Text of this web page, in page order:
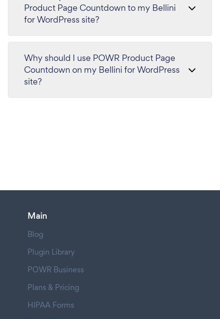
Product Page Countdown to my Bellini
for WordPress site?
Why should I use POWR Product Page
Countdown on my Bellini for WordPress
site?
Main
Blog
Plugin Library
POWR Business
Plans & Pricing
HIPAA Forms